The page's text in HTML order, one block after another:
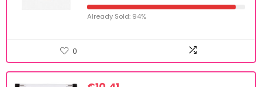
Already Sold: 94%
0